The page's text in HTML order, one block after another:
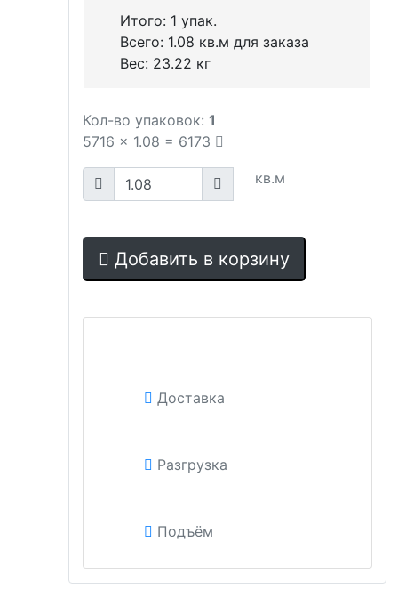
Итого: 1 упак.
Всего: 1.08 кв.м для заказа
Вес: 23.22 кг
Кол-во упаковок: 1
5716 x 1.08 = 6173
кв.м
Добавить в корзину
Доставка
Разгрузка
Подъём